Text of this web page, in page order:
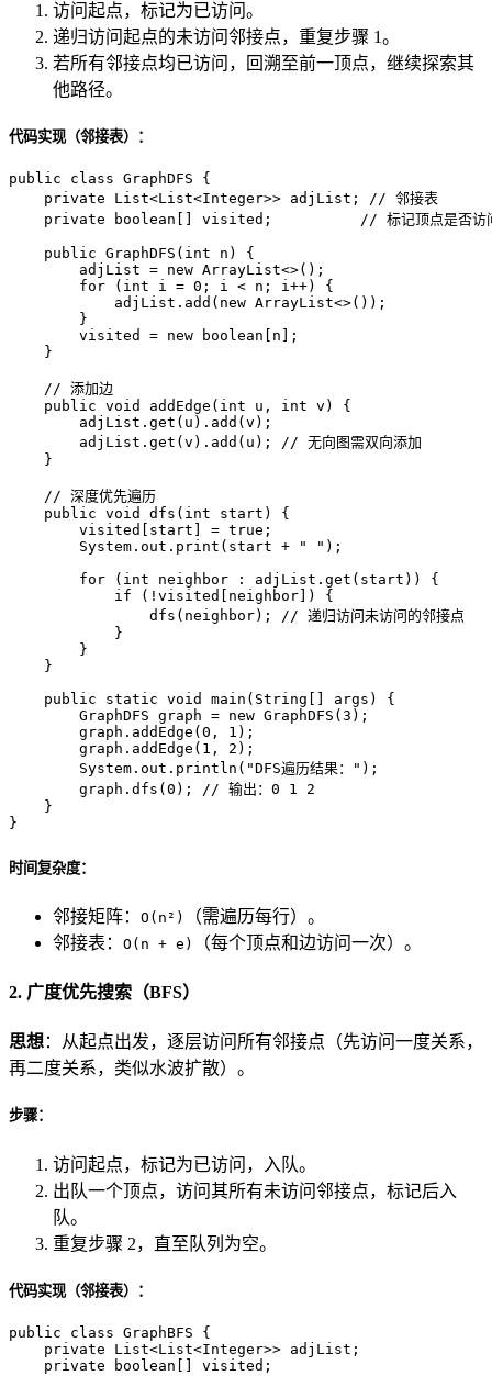
访问起点，标记为已访问。
递归访问起点的未访问邻接点，重复步骤 1。
若所有邻接点均已访问，回溯至前一顶点，继续探索其
他路径。
代码实现（邻接表）：
public class GraphDFS {
private List<List<Integer>> adjList; // 邻接表
private
boolean [] visited; // 标记顶点是否访
public GraphDFS ( int n)
{
        adjList =
new ArrayList<>();
for ( int i = 0 ; i < n; i++) {
            adjList.add(
new ArrayList<>());
        }
        visited =
new boolean [n];
    }
// 添加边
public void addEdge ( int u, int v)
{
        adjList.get(u).add(v);
        adjList.get(v).add(u);
// 无向图需双向添加
    }
// 深度优先遍历
public void dfs ( int start)
{
        visited[start] =
true ;
        System.out.print(start +
" " );
for ( int neighbor : adjList.get(start)) {
if (!visited[neighbor]) {
                dfs(neighbor);
// 递归访问未访问的邻接点
            }
        }
    }
public
static void main (String[] args)
{
GraphDFS graph = new GraphDFS ( 3 );
        graph.addEdge(
0 , 1 );
        graph.addEdge(
1 , 2 );
        System.out.println(
"DFS遍历结果：" );
        graph.dfs(
0 ); // 输出：0 1 2
    }
}
时间复杂度：
邻接矩阵： O(n²)
（需遍历每行）。
邻接表： O(n + e) （每个顶点和边访问一次）。
2. 广度优先搜索（BFS）
思想：从起点出发，逐层访问所有邻接点（先访问一度关系，
再二度关系，类似水波扩散）。
步骤：
访问起点，标记为已访问，入队。
出队一个顶点，访问其所有未访问邻接点，标记后入
队。
重复步骤 2，直至队列为空。
代码实现（邻接表）：
public class GraphBFS {
private List<List<Integer>> adjList;
private
boolean [] visited;